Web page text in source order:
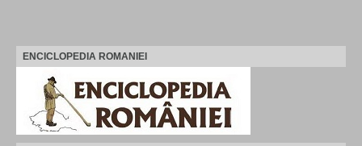
ENCICLOPEDIA ROMANIEI